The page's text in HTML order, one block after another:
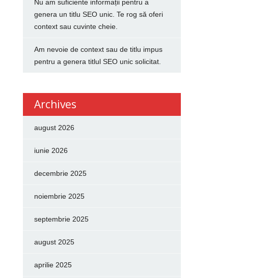
Nu am suficiente informații pentru a
genera un titlu SEO unic. Te rog să oferi
context sau cuvinte cheie.
Am nevoie de context sau de titlu impus
pentru a genera titlul SEO unic solicitat.
Archives
august 2026
iunie 2026
decembrie 2025
noiembrie 2025
septembrie 2025
august 2025
aprilie 2025